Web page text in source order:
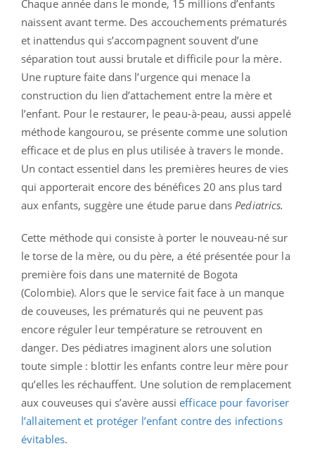
Chaque année dans le monde, 15 millions d’enfants
naissent avant terme. Des accouchements prématurés
et inattendus qui s’accompagnent souvent d’une
séparation tout aussi brutale et difficile pour la mère.
Une rupture faite dans l’urgence qui menace la
construction du lien d’attachement entre la mère et
l’enfant. Pour le restaurer, le peau-à-peau, aussi appelé
méthode kangourou, se présente comme une solution
efficace et de plus en plus utilisée à travers le monde.
Un contact essentiel dans les premières heures de vies
qui apporterait encore des bénéfices 20 ans plus tard
aux enfants, suggère une étude parue dans Pediatrics.
Cette méthode qui consiste à porter le nouveau-né sur
le torse de la mère, ou du père, a été présentée pour la
première fois dans une maternité de Bogota
(Colombie). Alors que le service fait face à un manque
de couveuses, les prématurés qui ne peuvent pas
encore réguler leur température se retrouvent en
danger. Des pédiatres imaginent alors une solution
toute simple : blottir les enfants contre leur mère pour
qu’elles les réchauffent. Une solution de remplacement
aux couveuses qui s’avère aussiefficace pour favoriser
l’allaitement et protéger l’enfant contre des infections
évitables.